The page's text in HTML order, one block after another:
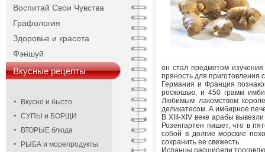
Воспитай Свои Чувства
Графология
Здоровье и красота
Фэншуй
Вкусные рецепты
Вкусно и бысто
СУПЫ и БОРЩИ
ВТОРЫЕ блюда
РЫБА и морепродукты
он стал предметом
пряность для приготовления
Германия и Франция
роскошью, и 450 грамм
Любимым лакомством
деликатесом. А имбирное
В XIII-XIV веке арабы
Розенгартен пишет, что в
собой в долгие морские
сохранить ее свежесть.
Испанцы расширяли